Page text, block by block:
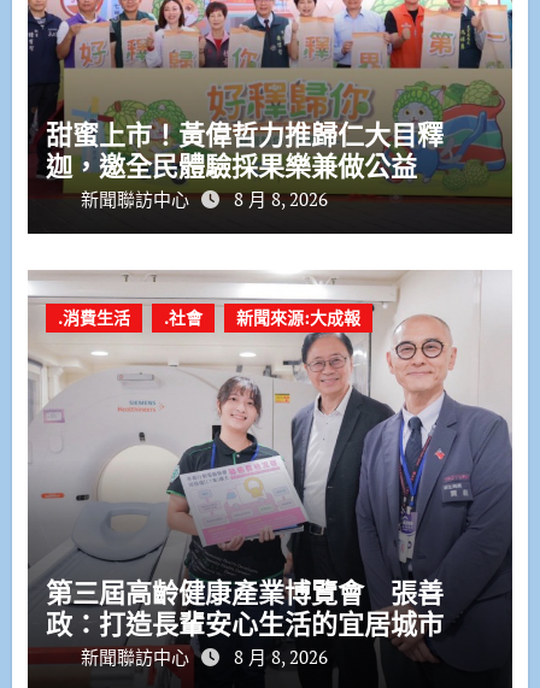
甜蜜上市！黃偉哲力推歸仁大目釋
迦，邀全民體驗採果樂兼做公益
新聞聯訪中心 8 月 8, 2026
.消費生活 .社會 新聞來源:大成報
第三屆高齡健康產業博覽會 張善
政：打造長輩安心生活的宜居城市
新聞聯訪中心 8 月 8, 2026